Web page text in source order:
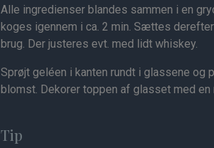
Alle ingredienser blandes sammen i en
koges igennem i ca. 2 min. Sættes
brug. Der justeres evt. med lidt whiskey.
Sprøjt geléen i kanten rundt i glassene og
blomst. Dekorer toppen af glasset med en
Tip